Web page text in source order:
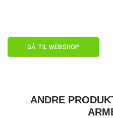
GÅ TIL WEBSHOP
ANDRE